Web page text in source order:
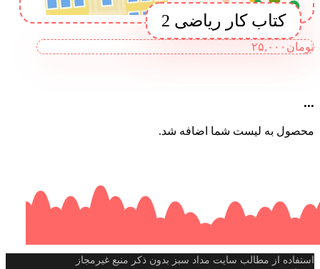
کتاب کار ریاضی 2
تومان ۲۵,۰۰۰
...
محصول به لیست شما اضافه شد.
استفاده از مطالب سایت مداد سبز بدون ذکر منبع غیرمجاز